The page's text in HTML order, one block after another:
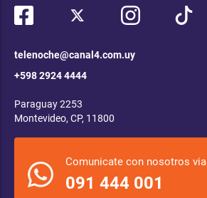
telenoche@canal4.com.uy
+598 2924 4444
Paraguay 2253
Montevideo, CP, 11800
Comunicate con nosotros via
091 444 001